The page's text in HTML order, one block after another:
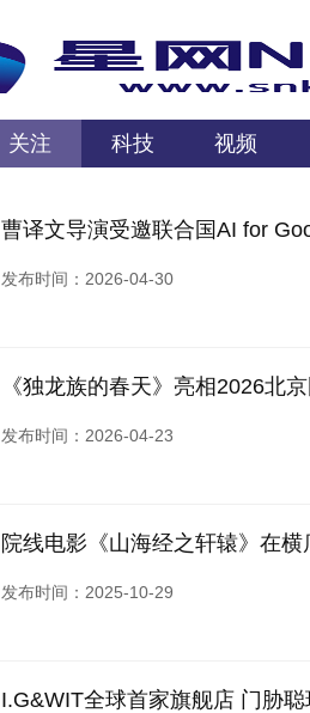
关注 科技 视频
曹译文导演受邀联合国AI for
发布时间：2026-04-30
《独龙族的春天》亮相2026北
发布时间：2026-04-23
院线电影《山海经之轩辕》在
发布时间：2025-10-29
I.G&WIT全球首家旗舰店 门胁